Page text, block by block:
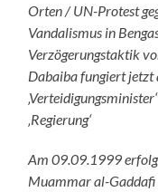
Orten / UN-Protest
Vandalismus in
Verzögerungstaktik
Dabaiba fungiert jetzt
‚Regierung‘
Am 09.09.1999
Muammar al-Gaddafi